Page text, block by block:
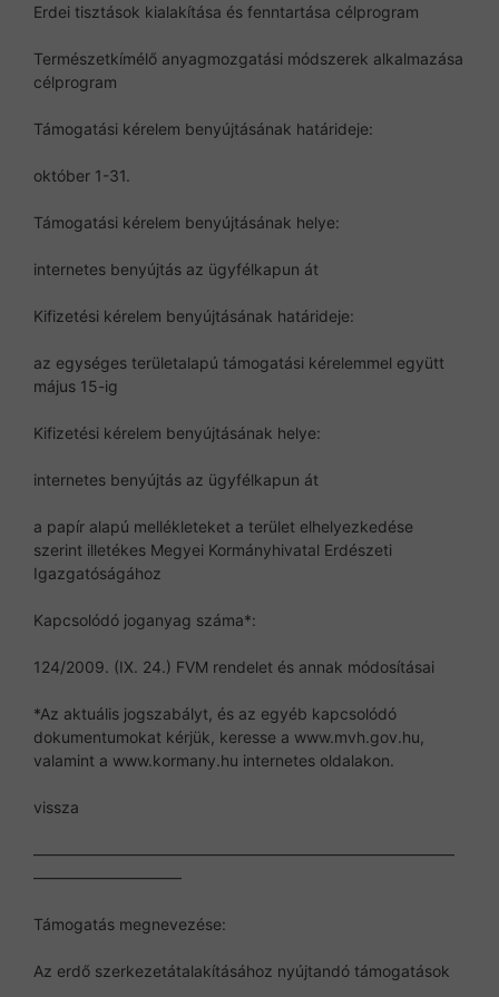
Erdei tisztások kialakítása és fenntartása célprogram
Természetkímélő anyagmozgatási módszerek alkalmazása
célprogram
Támogatási kérelem benyújtásának határideje:
október 1-31.
Támogatási kérelem benyújtásának helye:
internetes benyújtás az ügyfélkapun át
Kifizetési kérelem benyújtásának határideje:
az egységes területalapú támogatási kérelemmel együtt
május 15-ig
Kifizetési kérelem benyújtásának helye:
internetes benyújtás az ügyfélkapun át
a papír alapú mellékleteket a terület elhelyezkedése
szerint illetékes Megyei Kormányhivatal Erdészeti
Igazgatóságához
Kapcsolódó joganyag száma*:
124/2009. (IX. 24.) FVM rendelet és annak módosításai
*Az aktuális jogszabályt, és az egyéb kapcsolódó
dokumentumokat kérjük, keresse a www.mvh.gov.hu,
valamint a www.kormany.hu internetes oldalakon.
vissza
———————————————————————————
—————————–
Támogatás megnevezése:
Az erdő szerkezetátalakításához nyújtandó támogatások